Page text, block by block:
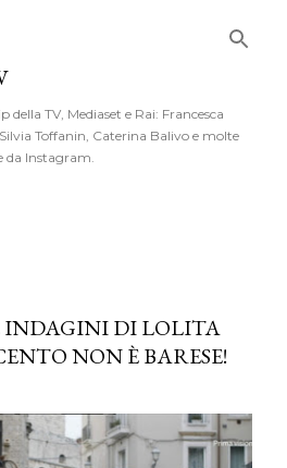
della TV, Mediaset e Rai: Francesca
Toffanin, Caterina Balivo e molte
da Instagram.
INDAGINI DI LOLITA
NON È BARESE!